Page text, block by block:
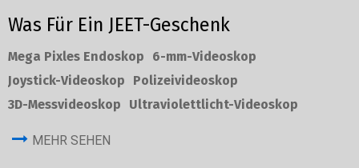
Was Für Ein JEET-Geschenk
Mega Pixles Endoskop
6-mm-Videoskop
Joystick-Videoskop
Polizeivideoskop
3D-Messvideoskop
Ultraviolettlicht-Videoskop
MEHR SEHEN